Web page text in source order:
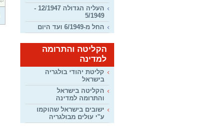
העליה הגדולה 12/1947 -
5/1949
החל מ-6/1949 ועד היום
הקליטה והתרומה
למדינה
קליטת יהודי בולגריה
בישראל
הקליטה בישראל
והתרומה למדינה
ישובים בישראל שהוקמו
ע"י עולים מבולגריה